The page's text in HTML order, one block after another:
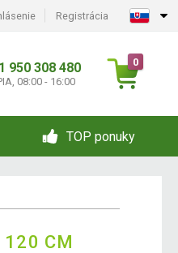
Registrácia
950 308 480
08:00 - 16:00
0
TOP ponuky
120 CM